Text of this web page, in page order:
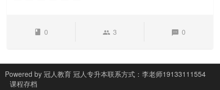
0 3 0
Powered by 冠人教育 冠人专升本联系方式：李老师19133111554
课程存档